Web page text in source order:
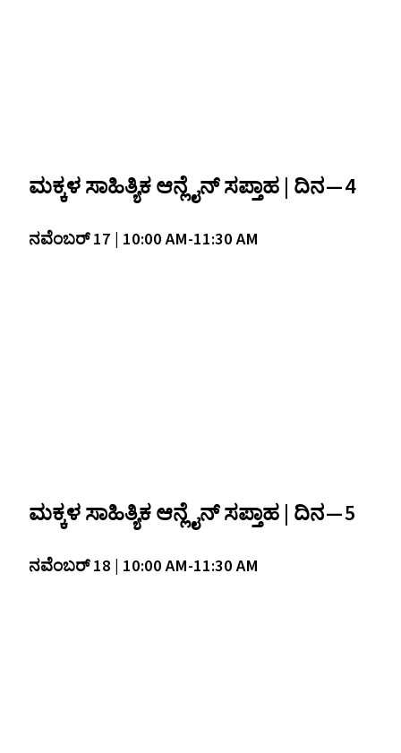
ಮಕ್ಕಳ ಸಾಹಿತ್ಯಿಕ ಆನ್ಲೈನ್‌ ಸಪ್ತಾಹ | ದಿನ — 4
ನವೆಂಬರ್ 17 | 10:00AM-11:30AM
ಮಕ್ಕಳ ಸಾಹಿತ್ಯಿಕ ಆನ್ಲೈನ್‌ ಸಪ್ತಾಹ | ದಿನ — 5
ನವೆಂಬರ್ 18 | 10:00AM-11:30AM